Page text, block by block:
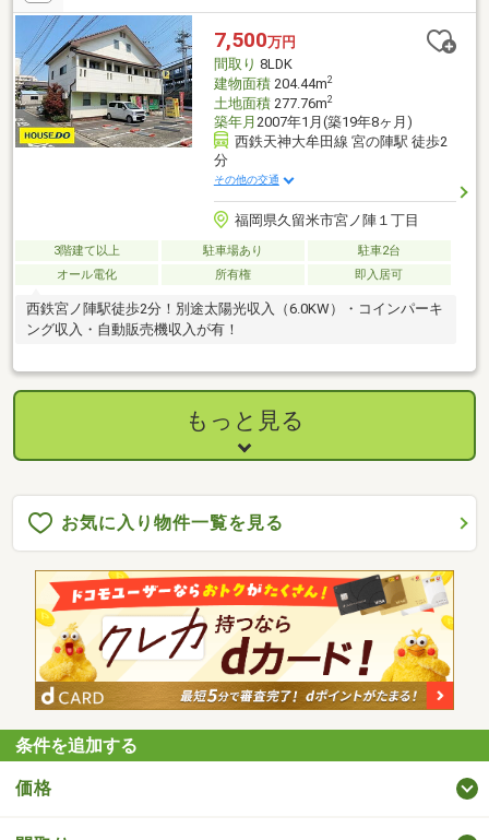
7,500万円
間取り 8LDK
建物面積204.44m2
土地面積277.76m2
築年月 2007年1月(築19年8ヶ月)
西鉄天神大牟田線 宮の陣駅 徒歩2
分
その他の交通
福岡県久留米市宮ノ陣１丁目
3階建て以上 駐車場あり
駐車2台
オール電化
所有権 即入居可
西鉄宮ノ陣駅徒歩2分！別途太陽光収入（6.0KW）・コインパーキ
ング収入・自動販売機収入が有！
もっと見る
お気に入り物件一覧を見る
条件を追加する
価格